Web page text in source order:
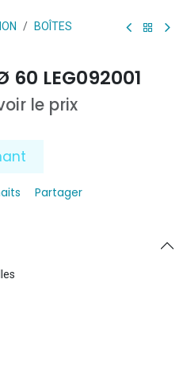
BOÎTES
60 LEG092001
le prix
Partager